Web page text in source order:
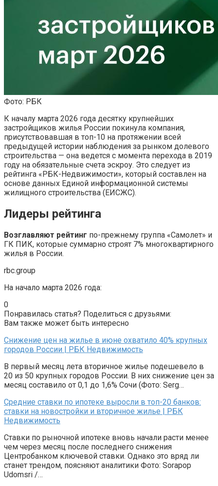
Фото: РБК
К началу марта 2026 года десятку крупнейших
застройщиков жилья России покинула компания,
присутствовавшая в топ-10 на протяжении всей
предыдущей истории наблюдения за рынком долевого
строительства — она ведется с момента перехода в 2019
году на обязательные счета эскроу. Это следует из
рейтинга «РБК-Недвижимости», который составлен на
основе данных Единой информационной системы
жилищного строительства (ЕИСЖС).
Лидеры рейтинга
Возглавляют рейтинг по-прежнему группа «Самолет» и
ГК ПИК, которые суммарно строят 7% многоквартирного
жилья в России.
rbc.group
На начало марта 2026 года:
0
Понравилась статья? Поделиться с друзьями:
Вам также может быть интересно
Снижение цен на жилье в июне охватило 40% крупных
городов России | РБК Недвижимость
В первый месяц лета вторичное жилье подешевело в
20 из 50 крупных городов России. В них снижение цен за
месяц составило от 0,1 до 1,6% Сочи (Фото: Serg…
Средние ставки по ипотеке выросли в топ-20 банков:
ставки на новостройки и вторичное жилье | РБК
Недвижимость
Ставки по рыночной ипотеке вновь начали расти менее
чем через месяц после последнего снижения
Центробанком ключевой ставки. Однако это вряд ли
станет трендом, поясняют аналитики Фото: Sorapop
Udomsri /…